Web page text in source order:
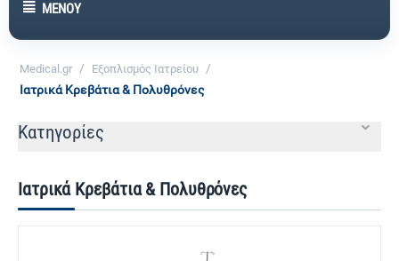
ΜΕΝΟΎ
Medical.gr / Εξοπλισμός Ιατρείου /
Ιατρικά Κρεβάτια & Πολυθρόνες
Κατηγορίες
Ιατρικά Κρεβάτια & Πολυθρόνες